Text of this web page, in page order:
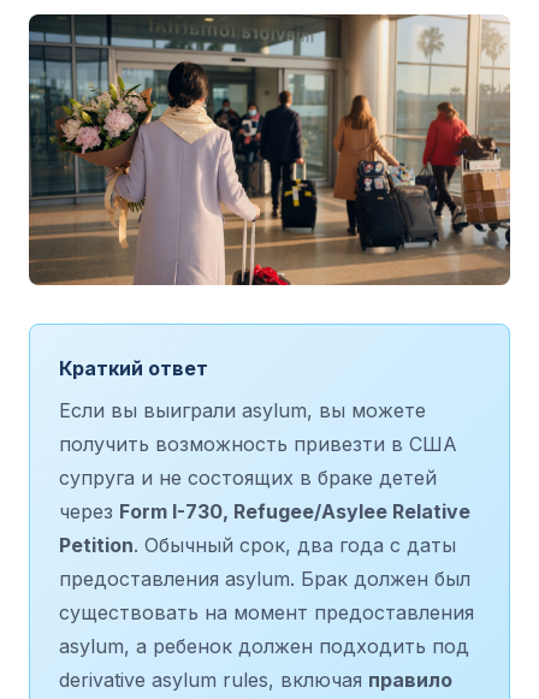
Краткий ответ
Если вы выиграли asylum, вы можете
получить возможность привезти в США
супруга и не состоящих в браке детей
через Form I-730, Refugee/Asylee Relative
Petition. Обычный срок, два года с даты
предоставления asylum. Брак должен был
существовать на момент предоставления
asylum, а ребенок должен подходить под
derivative asylum rules, включая правило